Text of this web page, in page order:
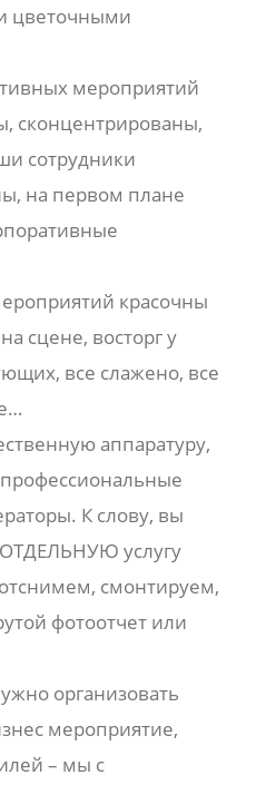
цветочными
мероприятий
сконцентрированы,
сотрудники
на первом плане
красочны
сцене, восторг у
все слажено, все
аппаратуру,
профессиональные
К слову, вы
ОТДЕЛЬНУЮ услугу
смонтируем,
фотоотчет или
организовать
мероприятие,
– мы с